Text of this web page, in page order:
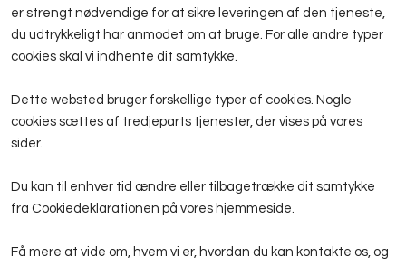
er strengt nødvendige for at sikre leveringen af den tjeneste,
du udtrykkeligt har anmodet om at bruge. For alle andre typer
cookies skal vi indhente dit samtykke.
Dette websted bruger forskellige typer af cookies. Nogle
cookies sættes af tredjeparts tjenester, der vises på vores
sider.
Du kan til enhver tid ændre eller tilbagetrække dit samtykke
fra Cookiedeklarationen på vores hjemmeside.
Få mere at vide om, hvem vi er, hvordan du kan kontakte os, og